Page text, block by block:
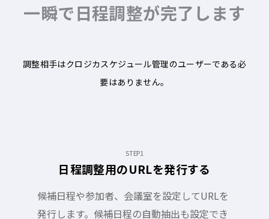
一瞬で日程調整が完了します
調整相手はクロジカスケジュール管理のユーザーである必
要はありません。
STEP1
日程調整用のURLを発行する
候補日程や参加者、会議室を設定してURLを
発行します。候補日程の自動抽出も設定でき